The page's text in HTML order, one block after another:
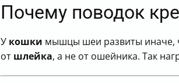
Почему поводок
У кошки мышцы шеи развиты иначе,
от шлейка, а не от ошейника. Так